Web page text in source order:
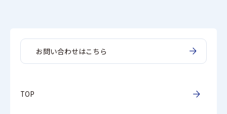
お問い合わせはこちら
TOP